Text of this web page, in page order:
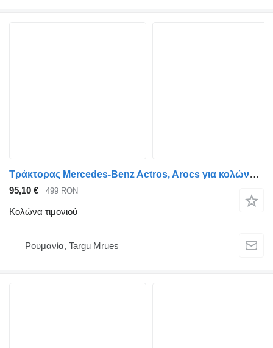
Τράκτορας Mercedes-Benz Actros, Arocs για κολώνα τιμονιού
95,10 € 499 RON
Κολώνα τιμονιού
Ρουμανία, Targu Mrues